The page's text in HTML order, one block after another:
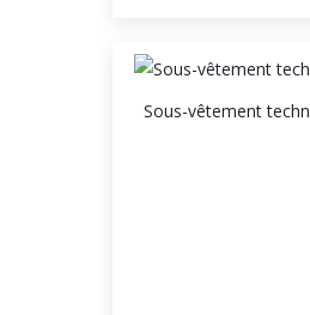
Sous-vêtement